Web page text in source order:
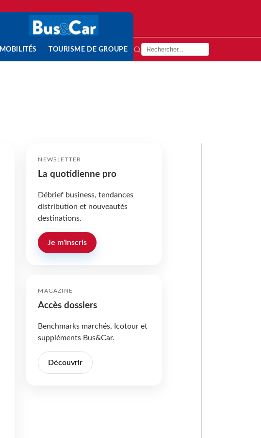
MOBILITÉS TOURISME DE GROUPE
NEWSLETTER
La quotidienne pro
Débrief business, tendances
distribution et nouveautés
destinations.
Je m'inscris
MAGAZINE
Accès dossiers
Benchmarks marchés, Icotour et
suppléments Bus&Car.
Découvrir